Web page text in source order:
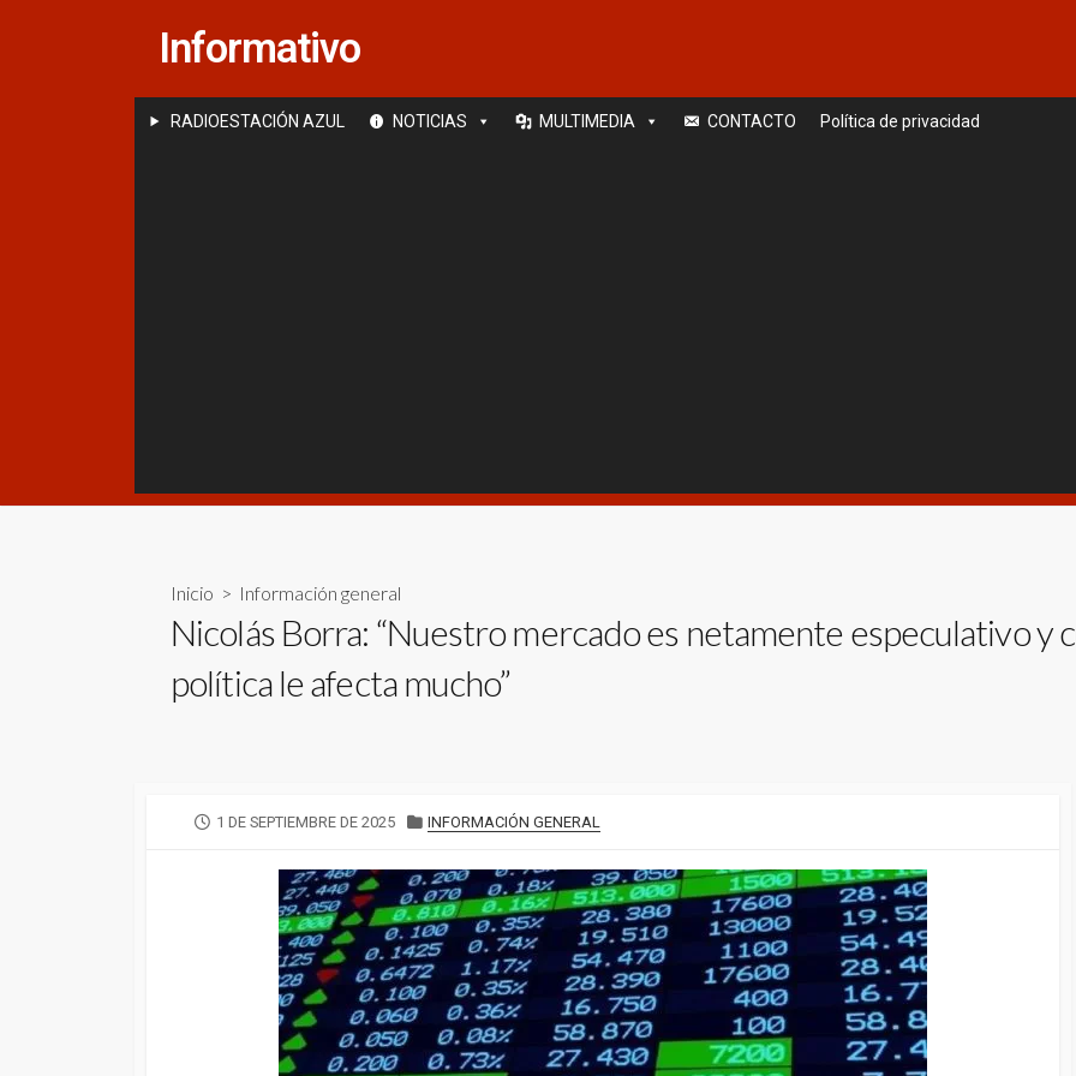
Informativo
RADIOESTACIÓN AZUL NOTICIAS MULTIMEDIA CONTACTO Política de privacidad
Inicio > Información general
Nicolás Borra: “Nuestro mercado es netamente especulativo y
política le afecta mucho”
FECHA
PUBLICACIÓN
1 DE SEPTIEMBRE DE 2025 CATEGORÍAS
INFORMACIÓN GENERAL